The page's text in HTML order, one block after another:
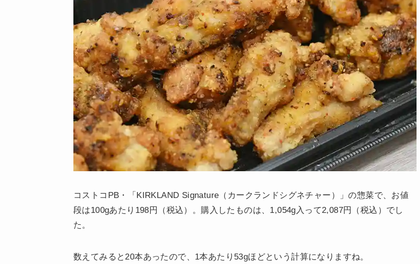
コストコPB・「KIRKLAND Signature（カークランドシグネチャー）」の惣菜で、お値
段は100gあたり198円（税込）。購入したものは、1,054g入って2,087円（税込）でし
た。
数えてみると20本あったので、1本あたり53gほどという計算になりますね。